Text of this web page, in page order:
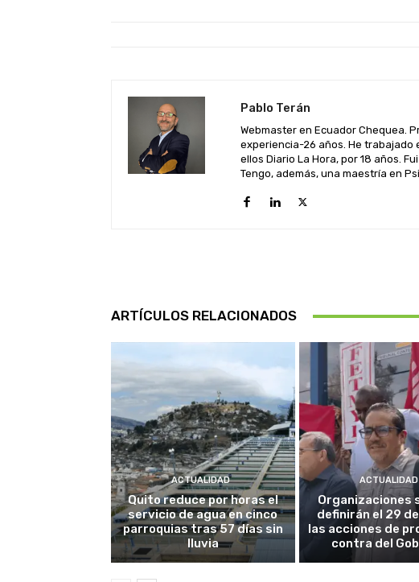
Pablo Terán
Webmaster en Ecuador Chequea.
experiencia-26 años. He trabajado
ellos Diario La Hora, por 18 años.
Tengo, además, una maestría en
ARTÍCULOS RELACIONADOS
ACTUALIDAD
Quito reduce por horas el
servicio de agua en cinco
parroquias tras 57 días sin
lluvia
ACTUALIDAD
Organizaciones
definirán el 29
las acciones de
contra del